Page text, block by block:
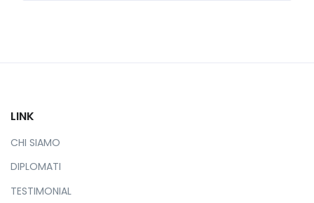
LINK
CHI SIAMO
DIPLOMATI
TESTIMONIAL